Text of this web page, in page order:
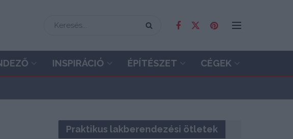
INSPIRÁCIÓ ÉPÍTÉSZET CÉGEK
Praktikus lakberendezési ötletek